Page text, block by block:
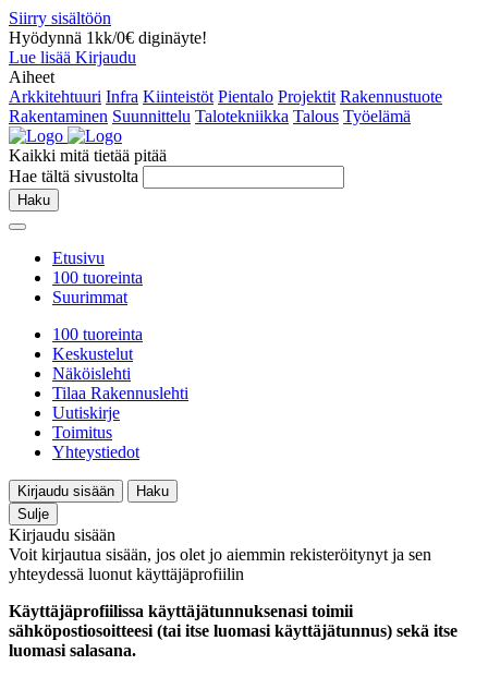
Siirry sisältöön
Hyödynnä 1kk/0€ diginäyte!
Lue lisää Kirjaudu
Aiheet
Arkkitehtuuri Infra Kiinteistöt Pientalo Projektit Rakennustuote
Rakentaminen Suunnittelu Talotekniikka Talous Työelämä
Kaikki mitä tietää pitää
Hae tältä sivustolta
Haku
Etusivu
100 tuoreinta
Suurimmat
100 tuoreinta
Keskustelut
Näköislehti
Tilaa Rakennuslehti
Uutiskirje
Toimitus
Yhteystiedot
Kirjaudu sisään
Haku
Sulje
Kirjaudu sisään
Voit kirjautua sisään, jos olet jo aiemmin rekisteröitynyt ja sen
yhteydessä luonut käyttäjäprofiilin
Käyttäjäprofiilissa käyttäjätunnuksenasi toimii
sähköpostiosoitteesi (tai itse luomasi käyttäjätunnus) sekä itse
luomasi salasana.